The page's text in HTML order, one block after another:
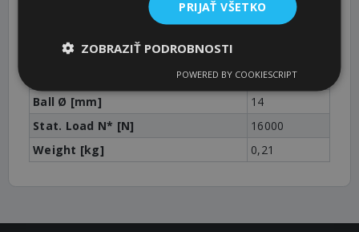
108
33
l3 [mm]
16
Ball Ø [mm]
14
Stat. Load N* [N]
16000
Weight [kg]
0,21
PRIJAŤ VŠETKO
ZOBRAZIŤ PODROBNOSTI
POWERED BY COOKIESCRIPT